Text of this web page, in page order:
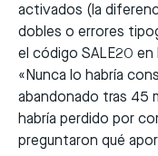
activados (la
dobles o errores
el código SALE20
«Nunca lo habría
abandonado tras 45
habría perdido por
preguntaron qué